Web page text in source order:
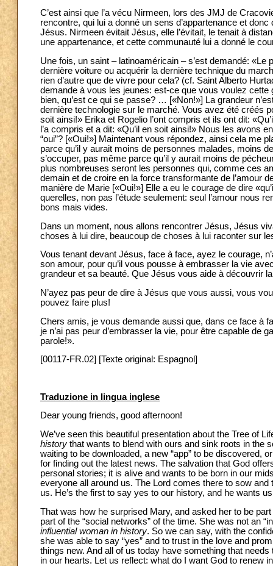
C’est ainsi que l’a vécu Nirmeen, lors des JMJ de
rencontre, qui lui a donné un sens d’appartenance et
Jésus. Nirmeen évitait Jésus, elle l’évitait, le tenait à
une appartenance, et cette communauté lui a donné le
Une fois, un saint – latinoaméricain – s’est demandé:
dernière voiture ou acquérir la dernière technique du
rien d’autre que de vivre pour cela? (cf. Saint Alberto
demande à vous les jeunes: est-ce que vous voulez
bien, qu’est ce qui se passe? … [«Non!»] La grandeur
dernière technologie sur le marché. Vous avez été créés
soit ainsi!» Erika et Rogelio l’ont compris et ils ont dit:
l’a compris et a dit: «Qu’il en soit ainsi!» Nous les
“oui”? [«Oui!»] Maintenant vous répondez, ainsi cela me
parce qu’il y aurait moins de personnes malades, moins
s’occuper, pas même parce qu’il y aurait moins de
plus nombreuses seront les personnes qui, comme ces
demain et de croire en la force transformante de l’amour
manière de Marie [«Oui!»] Elle a eu le courage de dire
querelles, non pas l’étude seulement: seul l’amour nous
bons mais vides.
Dans un moment, nous allons rencontrer Jésus, Jésus
choses à lui dire, beaucoup de choses à lui raconter sur
Vous tenant devant Jésus, face à face, ayez le courage,
son amour, pour qu’il vous pousse à embrasser la vie
grandeur et sa beauté. Que Jésus vous aide à découvrir
N’ayez pas peur de dire à Jésus que vous aussi, vous
pouvez faire plus!
Chers amis, je vous demande aussi que, dans ce face à
je n’ai pas peur d’embrasser la vie, pour être capable de
parole!».
[00117-FR.02] [Texte original: Espagnol]
Traduzione in lingua inglese
Dear young friends, good afternoon!
We’ve seen this beautiful presentation about the Tree of
history that wants to blend with ours and sink roots in the
waiting to be downloaded, a new “app” to be discovered,
for finding out the latest news. The salvation that God
personal stories; it is alive and wants to be born in our
everyone all around us. The Lord comes there to sow
us. He’s the first to say yes to our history, and he wants
That was how he surprised Mary, and asked her to be
part of the “social networks” of the time. She was not an
influential woman in history. So we can say, with the
she was able to say “yes” and to trust in the love and
things new. And all of us today have something that
in our hearts. Let us reflect: what do I want God to renew